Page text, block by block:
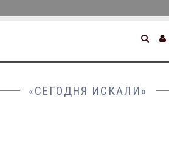
«СЕГОДНЯ ИСКАЛИ»